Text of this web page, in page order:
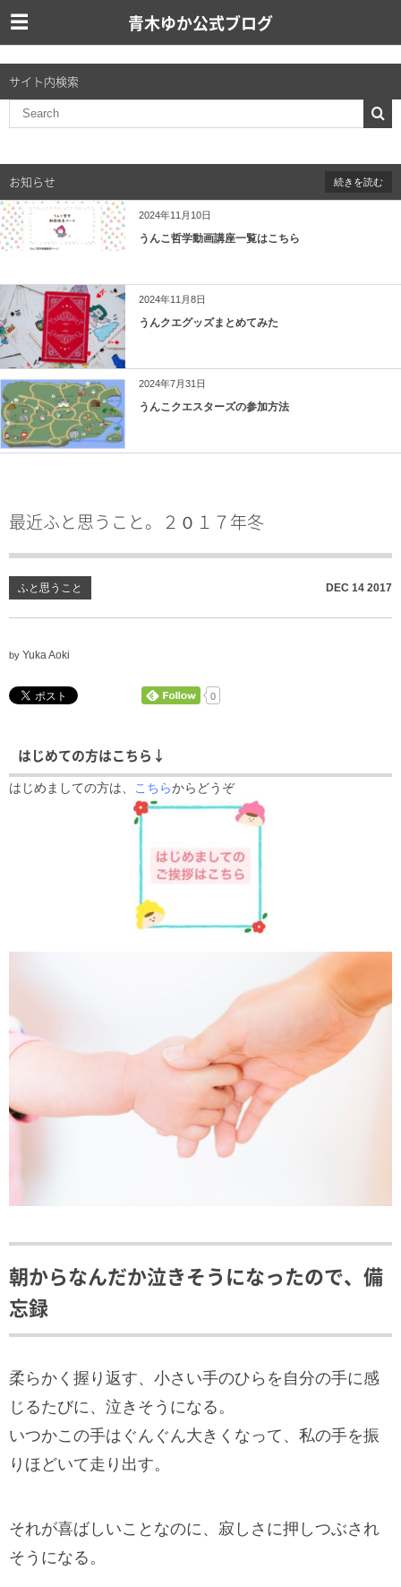
青木ゆか公式ブログ
サイト内検索
お知らせ
2024年11月10日
うんこ哲学動画講座一覧はこちら
2024年11月8日
うんクエグッズまとめてみた
2024年7月31日
うんこクエスターズの参加方法
続きを読む
最近ふと思うこと。２０１７年冬
ふと思うこと DEC 14 2017
by Yuka Aoki
0
はじめての方はこちら↓
はじめましての方は、 こちらからどうぞ
朝からなんだか泣きそうになったので、備
忘録
柔らかく握り返す、小さい手のひらを自分の手に感
じるたびに、泣きそうになる。
いつかこの手はぐんぐん大きくなって、私の手を振
りほどいて走り出す。
それが喜ばしいことなのに、寂しさに押しつぶされ
そうになる。